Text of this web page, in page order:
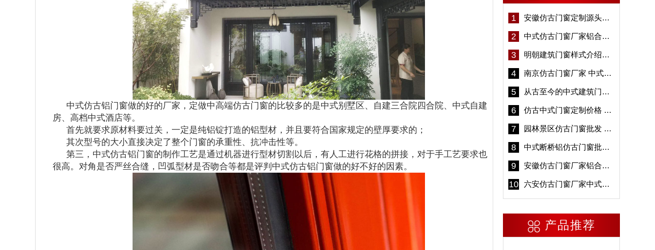
中式仿古铝门窗做的好的厂家，定做中高端仿古门窗的比较多的是中式别墅区、自建三合院四合院、中式自建
房、高档中式酒店等。
首先就要求原材料要过关，一定是纯铝锭打造的铝型材，并且要符合国家规定的壁厚要求的；
其次型号的大小直接决定了整个门窗的承重性、抗冲击性等。
第三，中式仿古铝门窗的制作工艺是通过机器进行型材切割以后，有人工进行花格的拼接，对于手工艺要求也
很高。对角是否严丝合缝，凹弧型材是否吻合等都是评判中式仿古铝门窗做的好不好的因素。
1 安徽仿古门窗定制源头厂家 好打理免维护-冠墅阳光
2 中式仿古门窗厂家铝合金仿古门窗定制 5年质保
3 明朝建筑门窗样式介绍——冠墅阳光
4 南京仿古门窗厂家 中式仿古门窗定制 节能防水
5 从古至今的中式建筑门窗到底有多美「冠墅阳光」
6 仿古中式门窗定制价格 铝合金仿古门窗报价
7 园林景区仿古门窗批发 铝合金仿古门窗采购-冠墅阳光
8 中式断桥铝仿古门窗批发 冠墅阳光仿古门窗 6000平米实体工厂
9 安徽仿古门窗厂家铝合金仿古门窗批发 免费设计出货快
10 六安仿古门窗厂家中式仿古门窗制作 6000平米源头厂家
产品推荐